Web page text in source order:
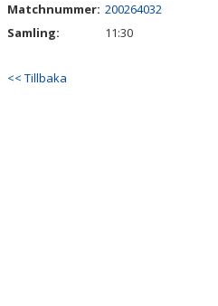
Matchnummer: 200264032
Samling:
11:30
<< Tillbaka